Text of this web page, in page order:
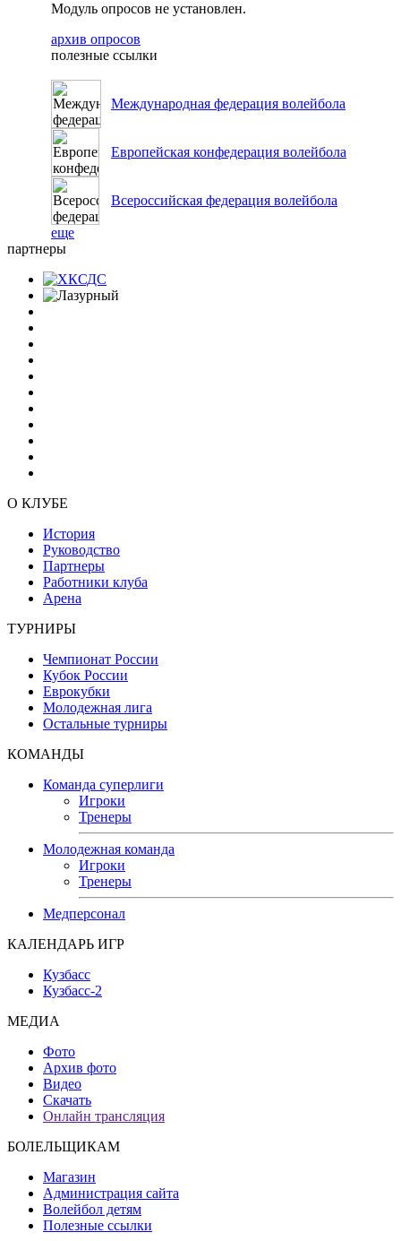
Модуль опросов не установлен.
архив опросов
полезные ссылки
Международная федерация волейбола
Европейская конфедерация волейбола
Всероссийская федерация волейбола
еще
партнеры
О КЛУБЕ
История
Руководство
Партнеры
Работники клуба
Арена
ТУРНИРЫ
Чемпионат России
Кубок России
Еврокубки
Молодежная лига
Остальные турниры
КОМАНДЫ
Команда суперлиги
Игроки
Тренеры
Молодежная команда
Игроки
Тренеры
Медперсонал
КАЛЕНДАРЬ ИГР
Кузбасс
Кузбасс-2
МЕДИА
Фото
Архив фото
Видео
Скачать
Онлайн трансляция
БОЛЕЛЬЩИКАМ
Магазин
Администрация сайта
Волейбол детям
Полезные ссылки